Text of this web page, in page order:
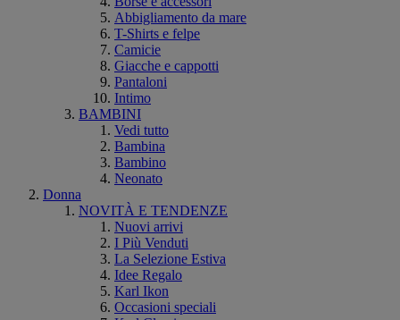
Abbigliamento da mare
T-Shirts e felpe
Camicie
Giacche e cappotti
Pantaloni
Intimo
BAMBINI
Vedi tutto
Bambina
Bambino
Neonato
Donna
NOVITÀ E TENDENZE
Nuovi arrivi
I Più Venduti
La Selezione Estiva
Idee Regalo
Karl Ikon
Occasioni speciali